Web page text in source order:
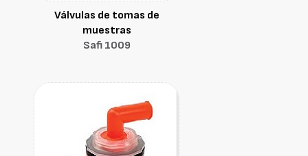
Válvulas de tomas de
muestras
Safi 1009